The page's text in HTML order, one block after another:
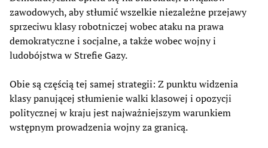
zawodowych, aby stłumić wszelkie niezależne przejawy
sprzeciwu klasy robotniczej wobec ataku na prawa
demokratyczne i socjalne, a także wobec wojny i
ludobójstwa w Strefie Gazy.
Obie są częścią tej samej strategii: Z punktu widzenia
klasy panującej stłumienie walki klasowej i opozycji
politycznej w kraju jest najważniejszym warunkiem
wstępnym prowadzenia wojny za granicą.